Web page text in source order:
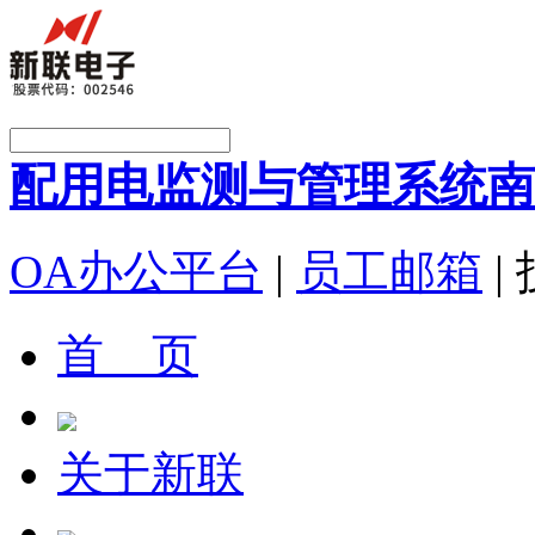
配用电监测与管理系统
OA办公平台 | 员工邮箱 |
首 页
关于新联